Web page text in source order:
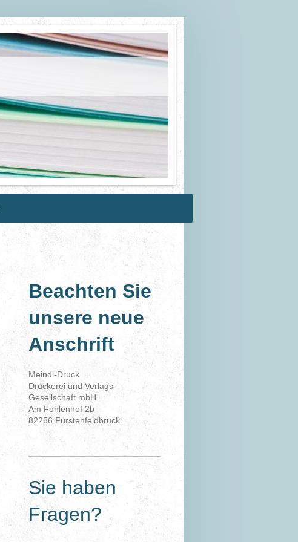
Beachten Sie
unsere neue
Anschrift
Meindl-Druck
Druckerei und Verlags-
Gesellschaft mbH
Am Fohlenhof 2b
82256 Fürstenfeldbruck
Sie haben
Fragen?